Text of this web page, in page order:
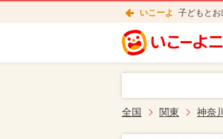
いこーよ 子どもとお
全国 関東 神奈